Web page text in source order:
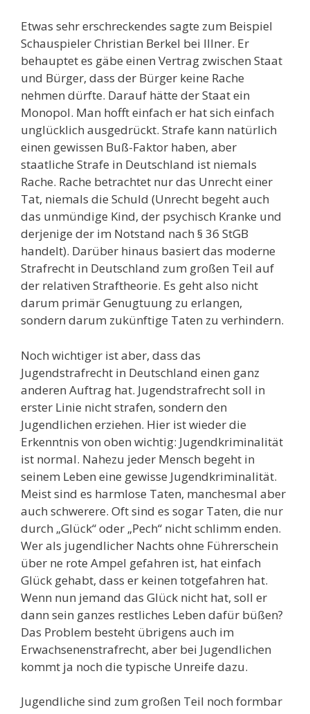
Etwas sehr erschreckendes sagte zum Beispiel
Schauspieler Christian Berkel bei Illner. Er
behauptet es gäbe einen Vertrag zwischen Staat
und Bürger, dass der Bürger keine Rache
nehmen dürfte. Darauf hätte der Staat ein
Monopol. Man hofft einfach er hat sich einfach
unglücklich ausgedrückt. Strafe kann natürlich
einen gewissen Buß-Faktor haben, aber
staatliche Strafe in Deutschland ist niemals
Rache. Rache betrachtet nur das Unrecht einer
Tat, niemals die Schuld (Unrecht begeht auch
das unmündige Kind, der psychisch Kranke und
derjenige der im Notstand nach § 36 StGB
handelt). Darüber hinaus basiert das moderne
Strafrecht in Deutschland zum großen Teil auf
der relativen Straftheorie. Es geht also nicht
darum primär Genugtuung zu erlangen,
sondern darum zukünftige Taten zu verhindern.
Noch wichtiger ist aber, dass das
Jugendstrafrecht in Deutschland einen ganz
anderen Auftrag hat. Jugendstrafrecht soll in
erster Linie nicht strafen, sondern den
Jugendlichen erziehen. Hier ist wieder die
Erkenntnis von oben wichtig: Jugendkriminalität
ist normal. Nahezu jeder Mensch begeht in
seinem Leben eine gewisse Jugendkriminalität.
Meist sind es harmlose Taten, manchesmal aber
auch schwerere. Oft sind es sogar Taten, die nur
durch „Glück“ oder „Pech“ nicht schlimm enden.
Wer als jugendlicher Nachts ohne Führerschein
über ne rote Ampel gefahren ist, hat einfach
Glück gehabt, dass er keinen totgefahren hat.
Wenn nun jemand das Glück nicht hat, soll er
dann sein ganzes restliches Leben dafür büßen?
Das Problem besteht übrigens auch im
Erwachsenenstrafrecht, aber bei Jugendlichen
kommt ja noch die typische Unreife dazu.
Jugendliche sind zum großen Teil noch formbar